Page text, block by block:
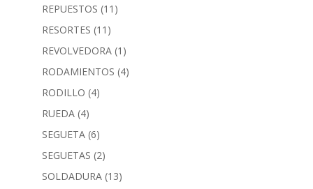
REPUESTOS (11)
RESORTES (11)
REVOLVEDORA (1)
RODAMIENTOS (4)
RODILLO (4)
RUEDA (4)
SEGUETA (6)
SEGUETAS (2)
SOLDADURA (13)